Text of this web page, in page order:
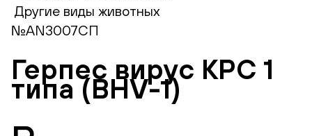
Другие виды животных
№AN3007СП
Герпес вирус КРС 1
типа (BHV-1)